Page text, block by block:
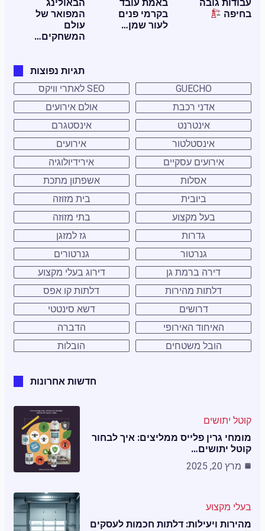
עבודות גובה
בחיפה
באמת עובד
בקרמי פנים
לעור שמן…
הבאולינג
המפואר של
עולם
המשחקים…
תגיות נפוצות
GUECHO
SEO לאתרי וויקס
אדני רכבת
אולם אירועים
אינטרנט
אינסטגרם
אינסטלטור
אירועים
אירועים עסקיים
אירידיולוגיה
אסלות
אשפתון מתכת
ביובית
בית מזוזה
בעל מקצוע
בתי מזוזה
גדרות
גז למזגן
גנרטור
גנרטורים
דירה ברמת גן
דירוג בעלי מקצוע
דלתות מהירות
דלתות קו אפס
דרושים
דשא סינטטי
האיחוד האירופי
הדברה
הובל משטחים
הובלות
חדשות אחרונות
קוטל יתושים
מומחי גרין פלייס ממליצים: איך לבחור
קוטל יתושים…
מרץ 20, 2025
בעלי מקצוע
מהירות ויעילות: דלתות חכמות לעסקים